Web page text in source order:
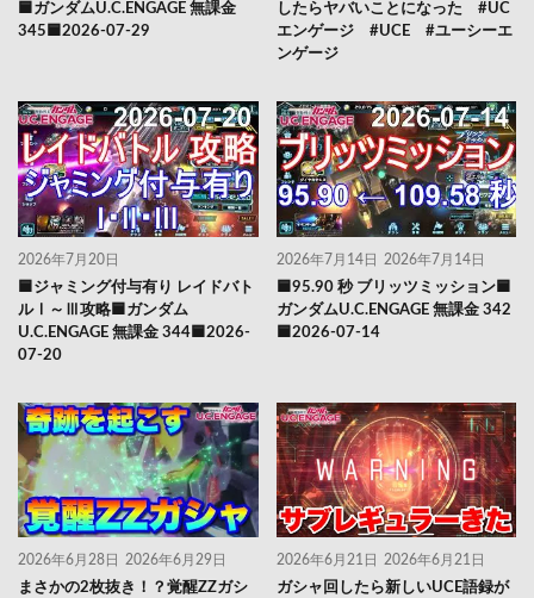
🟦ガンダムU.C.ENGAGE 無課金
345🟦2026-07-29
したらヤバいことになった #UC
エンゲージ #UCE #ユーシーエ
ンゲージ
2026年7月20日
🟦ジャミング付与有り レイドバト
ルⅠ～Ⅲ攻略🟦ガンダム
U.C.ENGAGE 無課金 344🟦2026-
07-20
2026年7月14日 2026年7月14日
🟦95.90 秒 ブリッツミッション🟦
ガンダムU.C.ENGAGE 無課金 342
🟦2026-07-14
2026年6月28日 2026年6月29日
まさかの2枚抜き！？覚醒ZZガシ
2026年6月21日 2026年6月21日
ガシャ回したら新しいUCE語録が